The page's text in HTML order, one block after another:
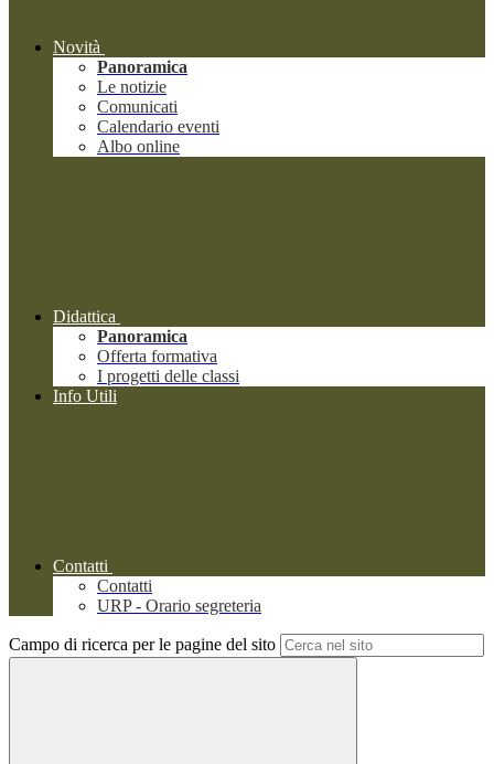
Novità
Panoramica
Le notizie
Comunicati
Calendario eventi
Albo online
Didattica
Panoramica
Offerta formativa
I progetti delle classi
Info Utili
Contatti
Contatti
URP - Orario segreteria
Campo di ricerca per le pagine del sito